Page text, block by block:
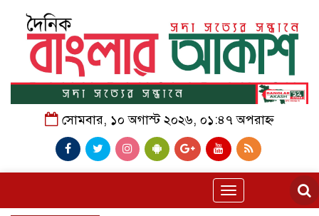
সোমবার, ১০ অগাস্ট ২০২৬, ০১:৪৭ অপরাহ্ন
Toggle
navigation